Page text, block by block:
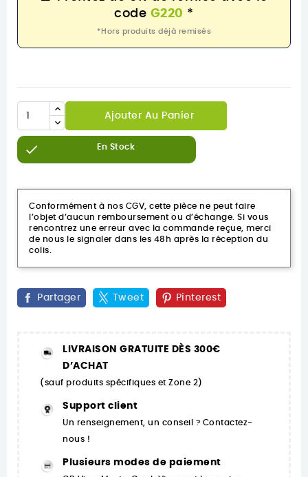
code G220 *
*Hors produits déjà remisés
Ajouter Au Panier
 En Stock
Conformément à nos CGV, cette pièce ne peut faire
l’objet d’aucun remboursement ou d’échange. Si vous
rencontrez une erreur avec la commande reçue, merci
de nous le signaler dans les 48h après la réception du
colis.
Partager Tweet Pinterest
LIVRAISON GRATUITE DÈS 300€
D’ACHAT
(sauf produits spécifiques et Zone 2)
Support client
Un renseignement, un conseil ? Contactez-
nous !
Plusieurs modes de paiement